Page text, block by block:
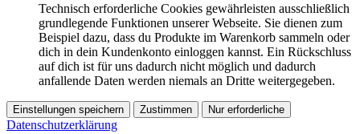
Technisch erforderliche Cookies gewährleisten ausschließlich
grundlegende Funktionen unserer Webseite. Sie dienen zum
Beispiel dazu, dass du Produkte im Warenkorb sammeln oder
dich in dein Kundenkonto einloggen kannst. Ein Rückschluss
auf dich ist für uns dadurch nicht möglich und dadurch
anfallende Daten werden niemals an Dritte weitergegeben.
Einstellungen speichern Zustimmen Nur erforderliche
Datenschutzerklärung